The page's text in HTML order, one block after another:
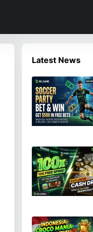
Latest News